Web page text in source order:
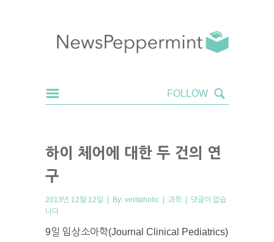
하이 체어에 대한 두 건의 연
구
2013년 12월 12일 | By: veritaholic | 과학 | 댓글이 없습
니다
9일 임상소아학(Journal Clinical Pediatrics)